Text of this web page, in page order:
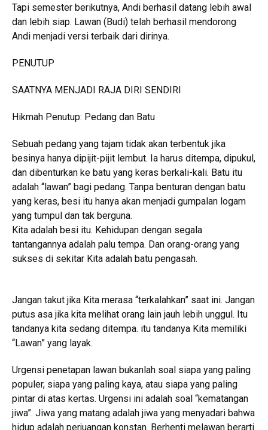
Tapi semester berikutnya, Andi berhasil datang lebih awal
dan lebih siap. Lawan (Budi) telah berhasil mendorong
Andi menjadi versi terbaik dari dirinya.
PENUTUP
SAATNYA MENJADI RAJA DIRI SENDIRI
Hikmah Penutup: Pedang dan Batu
Sebuah pedang yang tajam tidak akan terbentuk jika
besinya hanya dipijit-pijit lembut. Ia harus ditempa, dipukul,
dan dibenturkan ke batu yang keras berkali-kali. Batu itu
adalah “lawan” bagi pedang. Tanpa benturan dengan batu
yang keras, besi itu hanya akan menjadi gumpalan logam
yang tumpul dan tak berguna.
Kita adalah besi itu. Kehidupan dengan segala
tantangannya adalah palu tempa. Dan orang-orang yang
sukses di sekitar Kita adalah batu pengasah.
Jangan takut jika Kita merasa “terkalahkan” saat ini. Jangan
putus asa jika kita melihat orang lain jauh lebih unggul. Itu
tandanya kita sedang ditempa. itu tandanya Kita memiliki
“Lawan” yang layak.
Urgensi penetapan lawan bukanlah soal siapa yang paling
populer, siapa yang paling kaya, atau siapa yang paling
pintar di atas kertas. Urgensi ini adalah soal “kematangan
jiwa”. Jiwa yang matang adalah jiwa yang menyadari bahwa
hidup adalah perjuangan konstan. Berhenti melawan berarti